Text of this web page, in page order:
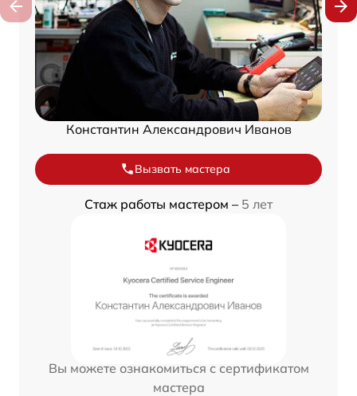
Константин Александрович Иванов
Вызвать мастера
Стаж работы мастером – 5 лет
Вы можете ознакомиться с сертификатом
мастера